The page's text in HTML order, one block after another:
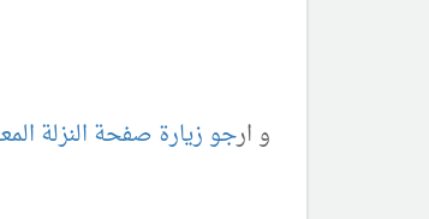
و ارجو زيارة صفحة النزلة